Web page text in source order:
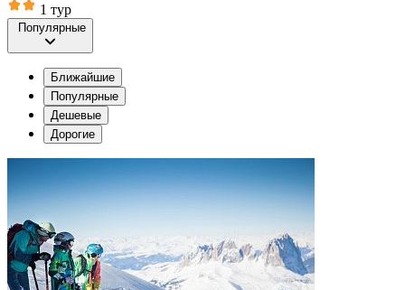
1 тур
Популярные
Ближайшие
Популярные
Дешевые
Дорогие